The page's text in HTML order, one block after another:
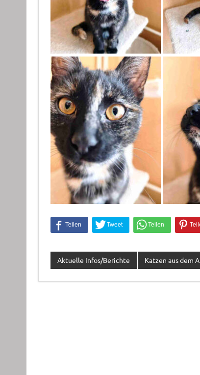
Aktuelle Infos/Berichte Katzen aus dem